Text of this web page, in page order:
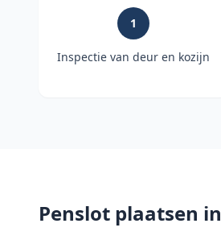
1
Inspectie van deur en kozijn
Penslot plaatsen in